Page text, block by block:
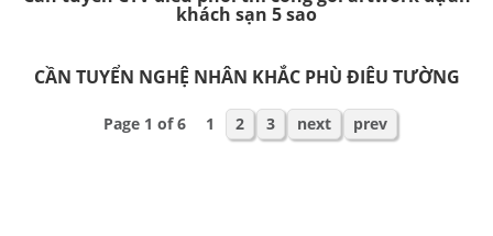
khách sạn 5 sao
CẦN TUYỂN NGHỆ NHÂN KHẮC PHÙ ĐIÊU TƯỜNG
Page 1 of 6 1 2 3 next prev